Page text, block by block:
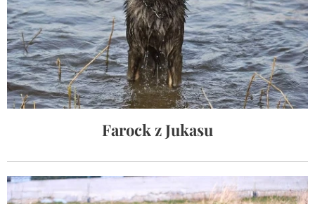
Farock z Jukasu